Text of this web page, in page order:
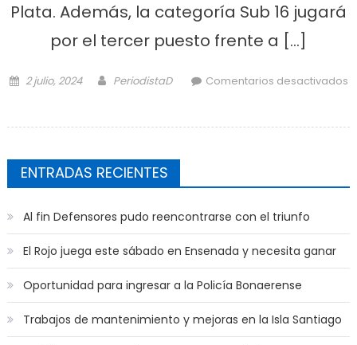
Plata. Además, la categoría Sub 16 jugará
por el tercer puesto frente a […]
Posted on
2 julio, 2024 Author
PeriodistaD
Comentarios desactivados
ENTRADAS RECIENTES
Al fin Defensores pudo reencontrarse con el triunfo
El Rojo juega este sábado en Ensenada y necesita ganar
Oportunidad para ingresar a la Policía Bonaerense
Trabajos de mantenimiento y mejoras en la Isla Santiago